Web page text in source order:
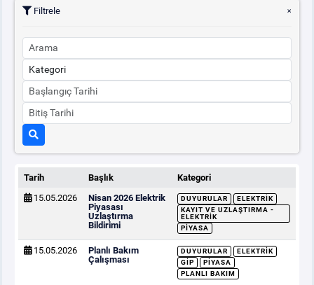
Filtrele
Tarih Başlık
Kategori
15.05.2026
Nisan 2026 Elektrik
Piyasası
Uzlaştırma
Bildirimi
DUYURULAR
ELEKTRIK
KAYIT VE UZLAŞTIRMA -
ELEKTRIK
PIYASA
15.05.2026
Planlı Bakım
Çalışması
DUYURULAR
ELEKTRIK
GİP
PIYASA
PLANLI BAKIM